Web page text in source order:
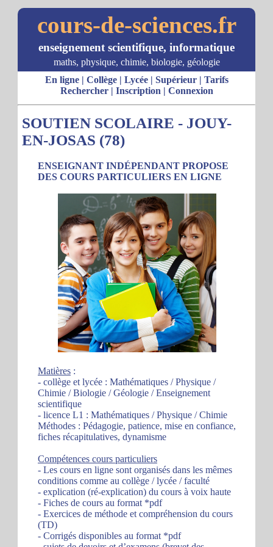
cours-de-sciences.fr
enseignement scientifique, informatique
maths, physique, chimie, biologie, géologie
En ligne| Collège| Lycée| Supérieur| Tarifs
Rechercher| Inscription | Connexion
SOUTIEN SCOLAIRE - JOUY-
EN-JOSAS (78)
ENSEIGNANT INDÉPENDANT PROPOSE
DES COURS PARTICULIERS EN LIGNE
Matières :
- collège et lycée : Mathématiques / Physique /
Chimie / Biologie / Géologie / Enseignement
scientifique
- licence L1 : Mathématiques / Physique / Chimie
Méthodes : Pédagogie, patience, mise en confiance,
fiches récapitulatives, dynamisme
Compétences cours particuliers
- Les cours en ligne sont organisés dans les mêmes
conditions comme au collège / lycée / faculté
- explication (ré-explication) du cours à voix haute
- Fiches de cours au format *pdf
- Exercices de méthode et compréhension du cours
(TD)
- Corrigés disponibles au format *pdf